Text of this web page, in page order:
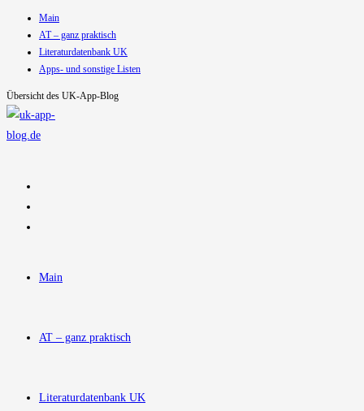
Inhalt
springen
Main
AT – ganz praktisch
Literaturdatenbank UK
Apps- und sonstige Listen
Übersicht des UK-App-Blog
Main
AT – ganz praktisch
Literaturdatenbank UK